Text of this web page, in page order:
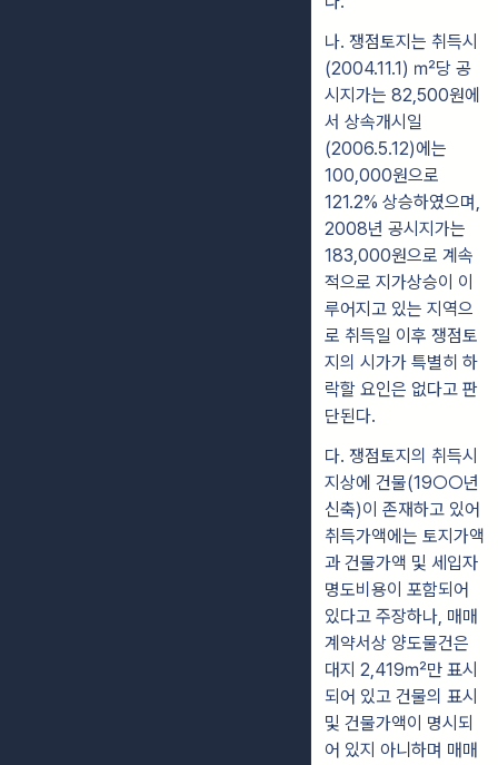
나. 쟁점토지는 취득시
(2004.11.1) ㎡당 공
시지가는 82,500원에
서 상속개시 일
(2006.5.12)에는
100,000원으로
121.2% 상승하였으며,
2008년 공시지가는
183,000원으로 계속
적으로 지가상승이 이
루어지고 있는 지역으
로 취득일 이 후 쟁점토
지의 시 가가 특별히 하
락할 요인은 없다고 판
단된다.
다. 쟁점토지의 취득시
지상에 건물(19○○년
신축)이 존재하고 있어
취득가액에는 토지가액
과 건물가액 및 세입자
명도비용이 포함되어
있다고 주장하나, 매매
계약서상 양도물건은
대지 2,419㎡만 표시
되어 있고 건물의 표시
및 건물가액이 명시되
어 있지 아니하며 매매